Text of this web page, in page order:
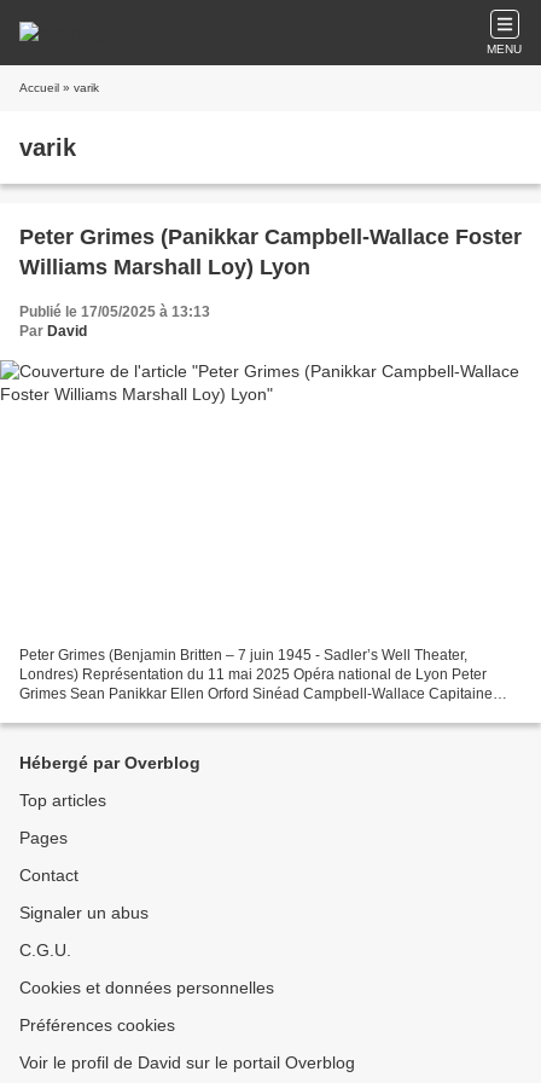
MENU
Accueil » varik
varik
Peter Grimes (Panikkar Campbell-Wallace Foster
Williams Marshall Loy) Lyon
Publié le 17/05/2025 à 13:13
Par David
Peter Grimes (Benjamin Britten – 7 juin 1945 - Sadler’s Well Theater,
Londres) Représentation du 11 mai 2025 Opéra national de Lyon Peter
Grimes Sean Panikkar Ellen Orford Sinéad Campbell-Wallace Capitaine
Hébergé par Overblog
Top articles
Pages
Contact
Signaler un abus
C.G.U.
Cookies et données personnelles
Préférences cookies
Voir le profil de David sur le portail Overblog